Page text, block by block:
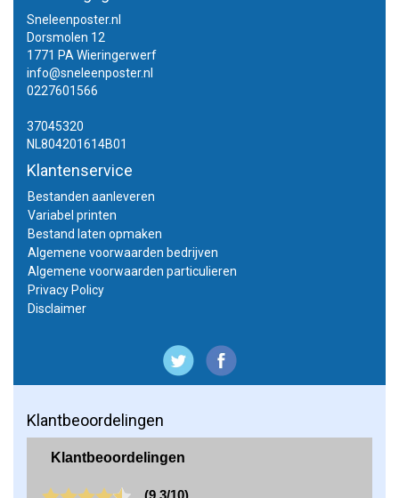
Sneleenposter.nl
Dorsmolen 12
1771 PA Wieringerwerf
info@sneleenposter.nl
0227601566
37045320
NL804201614B01
Klantenservice
Bestanden aanleveren
Variabel printen
Bestand laten opmaken
Algemene voorwaarden bedrijven
Algemene voorwaarden particulieren
Privacy Policy
Disclaimer
Klantbeoordelingen